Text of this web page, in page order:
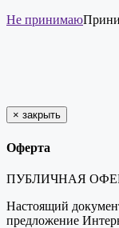
Не принимаю
× закрыть
Оферта
ПУБЛИЧНАЯ
Настоящий
предложение